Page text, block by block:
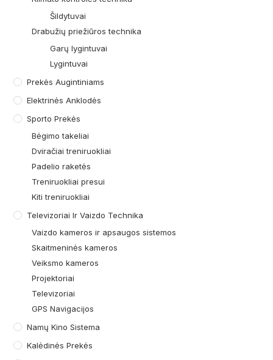
Šildytuvai
Drabužių priežiūros technika
Garų lygintuvai
Lygintuvai
Prekės Augintiniams
Elektrinės Anklodės
Sporto Prekės
Bėgimo takeliai
Dviračiai treniruokliai
Padelio raketės
Treniruokliai presui
Kiti treniruokliai
Televizoriai Ir Vaizdo Technika
Vaizdo kameros ir apsaugos sistemos
Skaitmeninės kameros
Veiksmo kameros
Projektoriai
Televizoriai
GPS Navigacijos
Namų Kino Sistema
Kalėdinės Prekės